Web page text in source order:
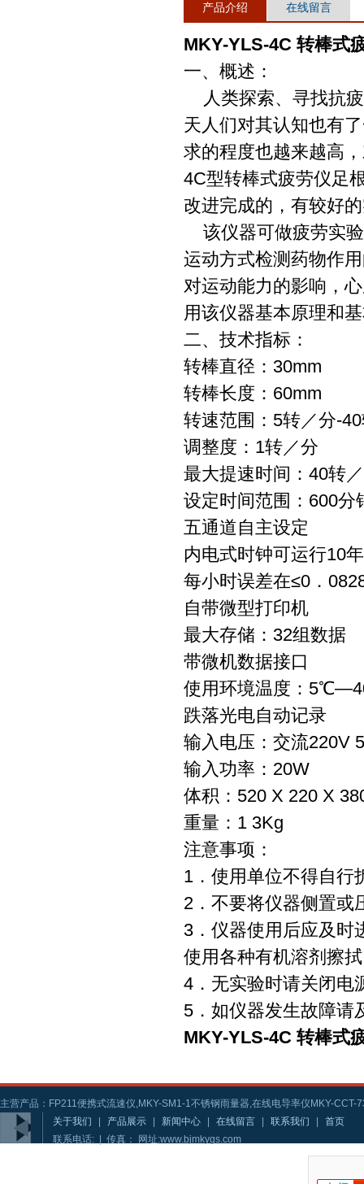
产品介绍 在线留言
MKY-YLS-4C 转棒式
一、概述：
人类探索、寻找抗
天人们对其认知也有
求的程度也越来越高
4C型转棒式疲劳仪足
改进完成的，有较好
该仪器可做疲劳实
运动方式检测药物作
对运动能力的影响，
用该仪器基本原理和
二、技术指标：
转棒直径：
转棒长度：
转速范围：5转／分
调整度：1转
最大提速时间：40
设定时间范围：
五通道自主
内电式时钟可运
每小时误差在≤0
自带微型打印机
最大存储：32组数据
带微机数据接口
使用环境温度：
跌落光电自动记录
输入电压：交流220V
输入功率：20W
体积：520 X 220 X
重量：1 3Kg
注意事项：
1．使用单位不得自行
2．不要将仪器侧置或
3．仪器使用后应及时
使用各种有机溶剂擦
4．无实验时请关闭电
5．如仪器发生故障请
MKY-YLS-4C 转棒式
主营产品：FP211便携式流速仪,MKY-SM1-1不锈钢雨量器,在线电导率仪MKY-CCT-
关于我们
产品展示 新闻中心 在线留言 联系我们
首页
联系电话: | 传真： 网址:www.bjmkygs.com